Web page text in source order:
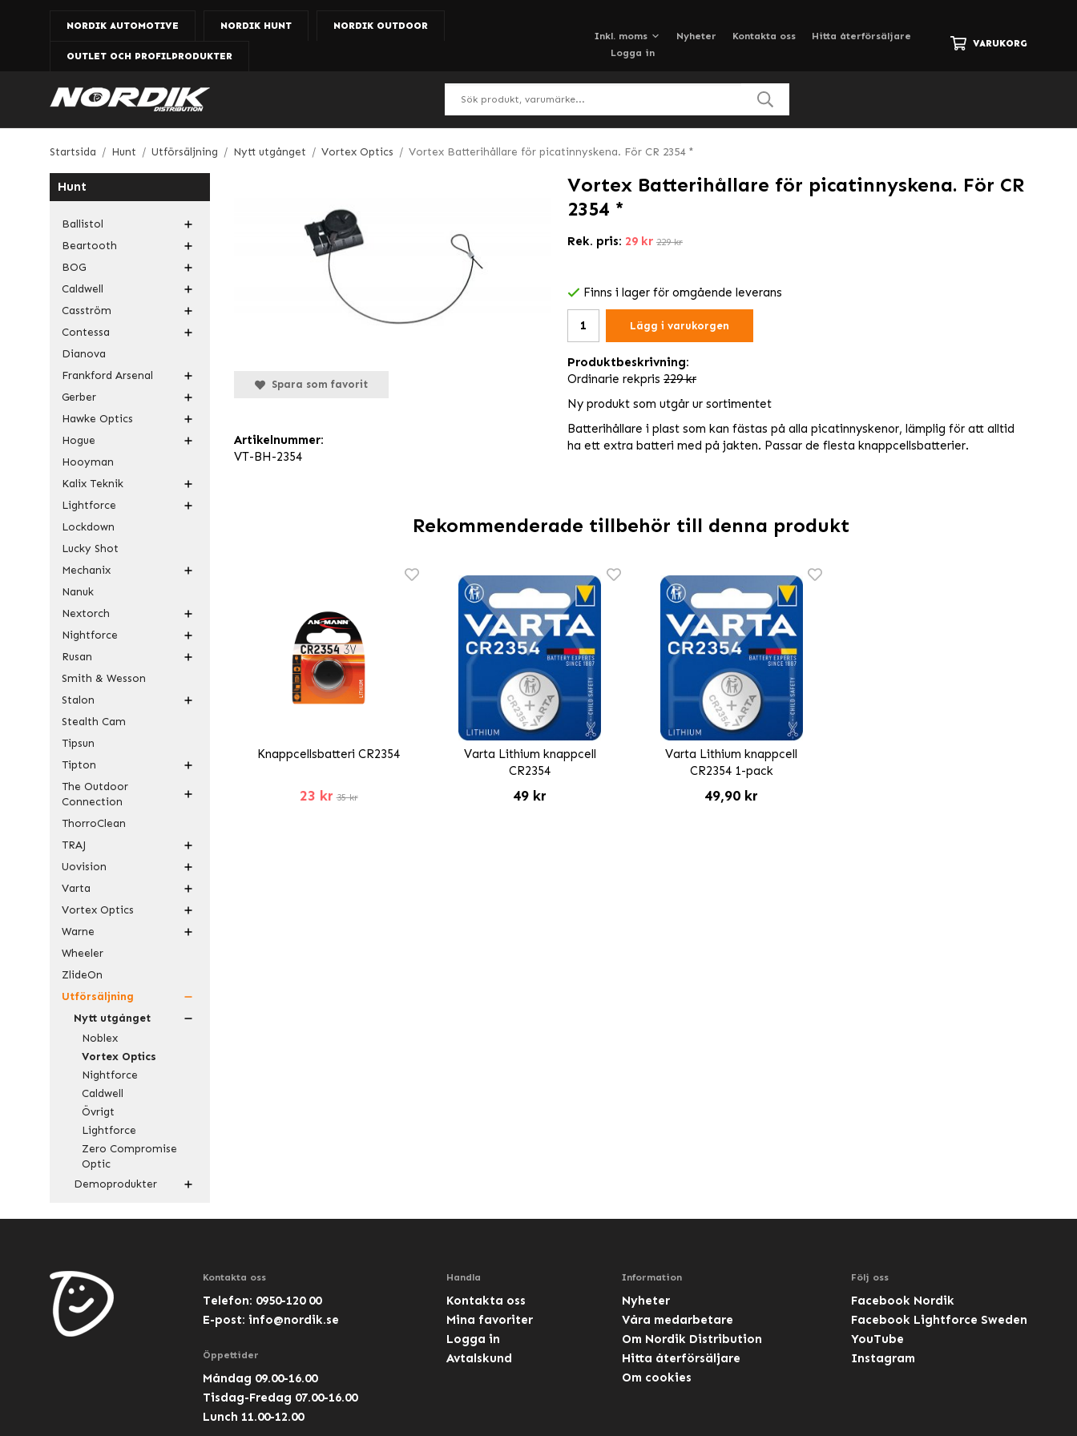
NORDIK AUTOMOTIVE NORDIK HUNT NORDIK OUTDOOR
OUTLET OCH PROFILPRODUKTER
Nyheter Kontakta oss
Hitta återförsäljare
Logga in
VARUKORG
Startsida / Hunt / Utförsäljning / Nytt utgånget / Vortex Optics / Vortex Batterihållare för picatinnyskena. För CR 2354 *
Hunt
Ballistol
Beartooth
BOG
Caldwell
Casström
Contessa
Dianova
Frankford Arsenal
Gerber
Hawke Optics
Hogue
Hooyman
Kalix Teknik
Lightforce
Lockdown
Lucky Shot
Mechanix
Nanuk
Nextorch
Nightforce
Rusan
Smith & Wesson
Stalon
Stealth Cam
Tipsun
Tipton
The Outdoor
Connection
ThorroClean
TRAJ
Uovision
Varta
Vortex Optics
Warne
Wheeler
ZlideOn
Utförsäljning
Nytt utgånget
Noblex
Vortex Optics
Nightforce
Caldwell
Övrigt
Lightforce
Zero Compromise
Optic
Demoprodukter
Vortex Batterihållare för picatinnyskena. För CR
2354 *
Rek. pris: 29 kr 229 kr
Finns i lager för omgående leverans
Lägg i varukorgen
Produktbeskrivning:
Ordinarie rekpris 229 kr
Ny produkt som utgår ur sortimentet
Batterihållare i plast som kan fästas på alla picatinnyskenor, lämplig för att alltid
ha ett extra batteri med på jakten. Passar de flesta knappcellsbatterier.
Spara som favorit
Artikelnummer:
VT-BH-2354
Rekommenderade tillbehör till denna produkt
Knappcellsbatteri CR2354
23 kr 35 kr
Varta Lithium knappcell
CR2354
49 kr
Varta Lithium knappcell
CR2354 1-pack
49,90 kr
Kontakta oss
Telefon: 0950-120 00
E-post: info@nordik.se
Öppettider
Måndag 09.00-16.00
Tisdag-Fredag 07.00-16.00
Lunch 11.00-12.00
Handla
Kontakta oss
Mina favoriter
Logga in
Avtalskund
Information
Nyheter
Våra medarbetare
Om Nordik Distribution
Hitta återförsäljare
Om cookies
Följ oss
Facebook Nordik
Facebook Lightforce Sweden
YouTube
Instagram